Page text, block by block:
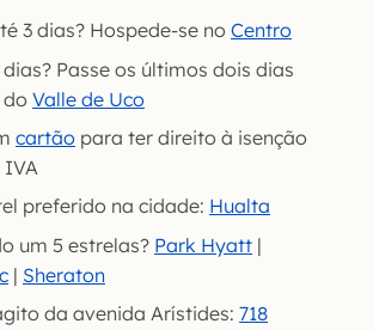
3 dias? Hospede-se no Centro
Passe os últimos dois dias
Valle de Uco
cartão para ter direito à isenção
IVA
preferido na cidade: Hualta
um 5 estrelas? Park Hyatt |
| Sheraton
da avenida Arístides: 718